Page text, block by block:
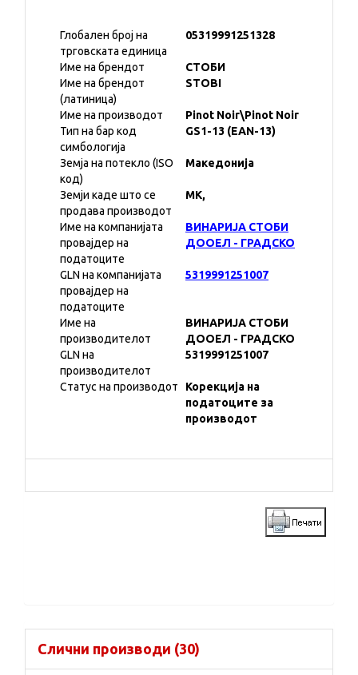
Глобален број на
трговската единица
05319991251328
Име на брендот
СТОБИ
Име на брендот
(латиница)
STOBI
Име на производот
Pinot Noir\Pinot Noir
Тип на бар код
симбологија
GS1-13 (EAN-13)
Земја на потекло (ISO
код)
Македонија
Земји каде што се
продава производот
MK,
Име на компанијата
провајдер на
податоците
ВИНАРИЈА СТОБИ
ДООЕЛ - ГРАДСКО
GLN на компанијата
провајдер на
податоците
5319991251007
Име на
производителот
ВИНАРИЈА СТОБИ
ДООЕЛ - ГРАДСКО
GLN на
производителот
5319991251007
Статус на производот
Корекција на
податоците за
производот
Слични производи (30)